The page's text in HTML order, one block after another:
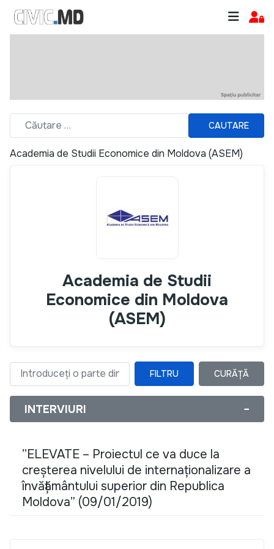
CAUTARE
Academia de Studii Economice din Moldova (ASEM)
Academia de Studii
Economice din Moldova
(ASEM)
Introduceți o parte din titlu FILTRU CURĂȚĂ
INTERVIURI −
”ELEVATE – Proiectul ce va duce la
creșterea nivelului de internaționalizare a
învățământului superior din Republica
Moldova” (09/01/2019)